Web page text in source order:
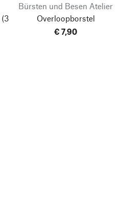
(3
Bürsten und Besen Atelier
Overloopborstel
€ 7,90